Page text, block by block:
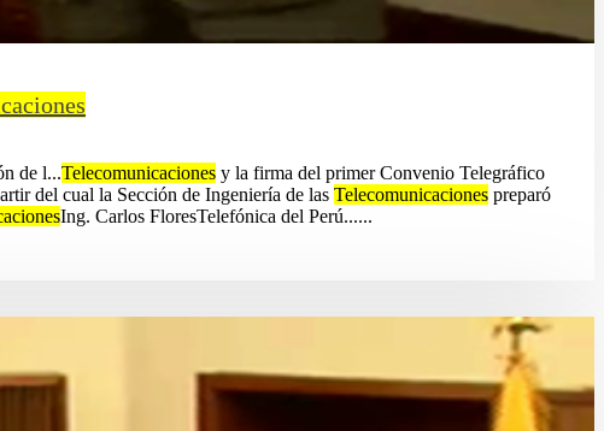
de l...Telecomunicaciones y la firma del primer Convenio Telegráfico
del cual la Sección de Ingeniería de las Telecomunicaciones preparó
Ing. Carlos FloresTelefónica del Perú......